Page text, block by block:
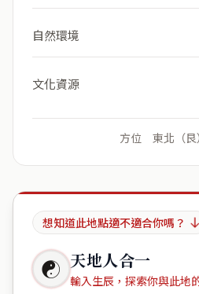
自然環境
文化資源
方位 東北（艮
想知道此地點適不適合你嗎？
☯ 天地人合一
輸入生辰，探索你與此地